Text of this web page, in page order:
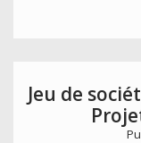
Jeu de